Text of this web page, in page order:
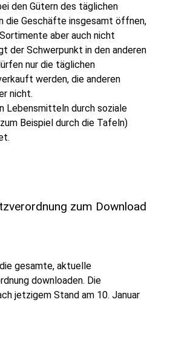
den Gütern des täglichen
die Geschäfte insgesamt öffnen,
aber auch nicht
der Schwerpunkt in den anderen
nur die täglichen
werden, die anderen
nicht.
Lebensmitteln durch soziale
Beispiel durch die Tafeln)
zum Download
gesamte, aktuelle
downloaden. Die
jetzigem Stand am 10. Januar